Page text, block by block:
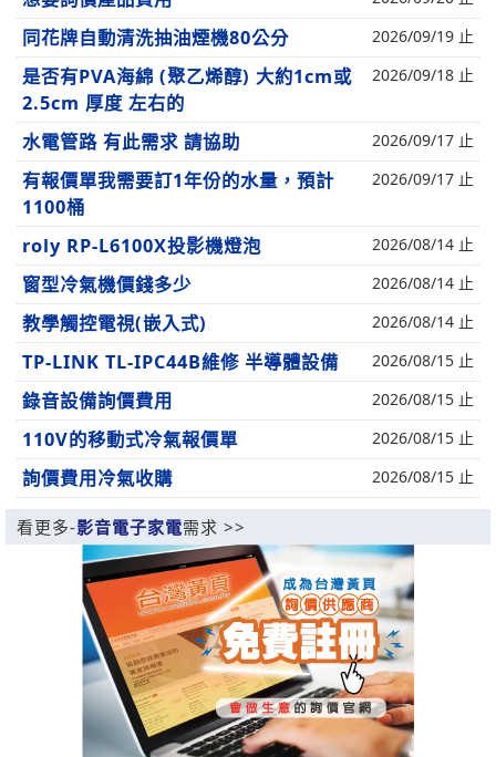
同花牌自動清洗抽油煙機80公分 2026/09/19 止
是否有PVA海綿 (聚乙烯醇) 大約1cm或
2.5cm 厚度 左右的
2026/09/18 止
水電管路 有此需求 請協助 2026/09/17 止
有報價單我需要訂1年份的水量，預計
1100桶
2026/09/17 止
roly RP-L6100X投影機燈泡 2026/08/14 止
窗型冷氣機價錢多少 2026/08/14 止
教學觸控電視(嵌入式) 2026/08/14 止
TP-LINK TL-IPC44B維修 半導體設備 2026/08/15 止
錄音設備詢價費用 2026/08/15 止
110V的移動式冷氣報價單 2026/08/15 止
詢價費用冷氣收購 2026/08/15 止
看更多-影音電子家電需求 >>